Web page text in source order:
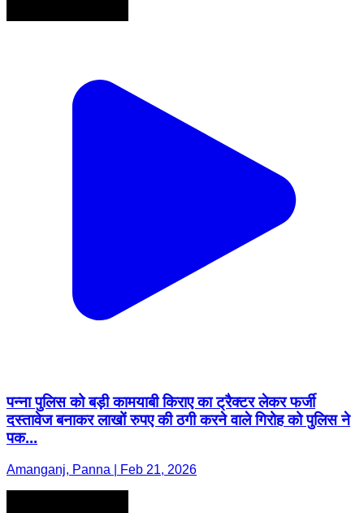
पन्ना पुलिस को बड़ी कामयाबी किराए का ट्रैक्टर लेकर फर्जी
दस्तावेज बनाकर लाखों रुपए की ठगी करने वाले गिरोह को पुलिस ने
पक...
Amanganj, Panna | Feb 21, 2026